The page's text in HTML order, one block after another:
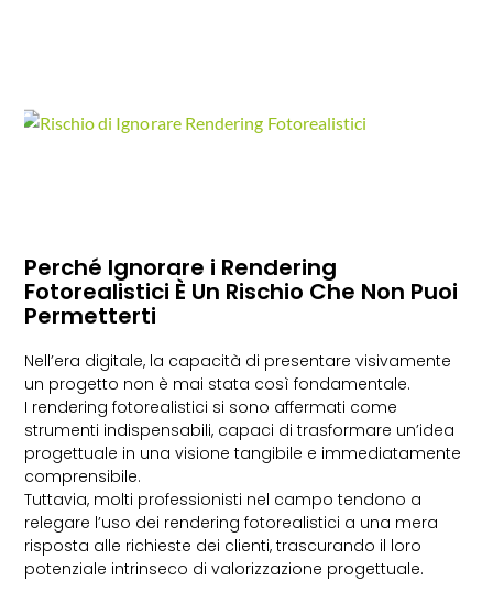
Perché Ignorare i Rendering
Fotorealistici È Un Rischio Che Non Puoi
Permetterti
Nell’era digitale, la capacità di presentare visivamente
un progetto non è mai stata così fondamentale.
I rendering fotorealistici si sono affermati come
strumenti indispensabili, capaci di trasformare un’idea
progettuale in una visione tangibile e immediatamente
comprensibile.
Tuttavia, molti professionisti nel campo tendono a
relegare l’uso dei rendering fotorealistici a una mera
risposta alle richieste dei clienti, trascurando il loro
potenziale intrinseco di valorizzazione progettuale.